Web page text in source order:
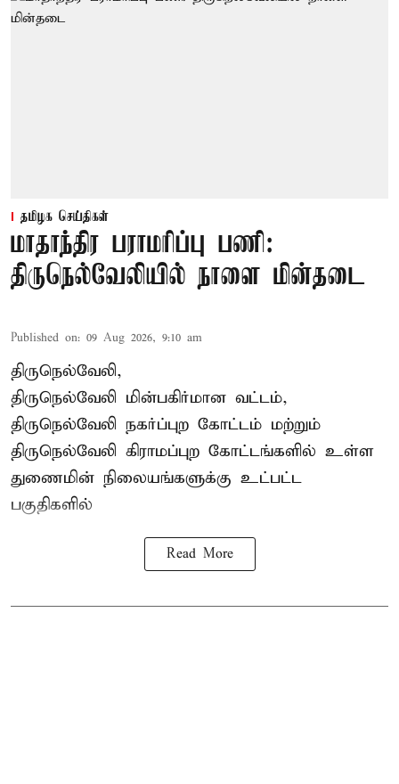
தமிழக செய்திகள்
மாதாந்திர பராமரிப்பு பணி:
திருநெல்வேலியில் நாளை மின்தடை
Published on: 09 Aug 2026, 9:10 am
திருநெல்வேலி,
திருநெல்வேலி மின்பகிர்மான வட்டம்,
திருநெல்வேலி நகர்ப்புற கோட்டம் மற்றும்
திருநெல்வேலி கிராமப்புற கோட்டங்களில் உள்ள
துணைமின் நிலையங்களுக்கு உட்பட்ட
பகுதிகளில்
Read More